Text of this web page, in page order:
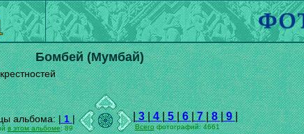
Бомбей (Мумбай)
альбома: |1|
в этом альбоме: 89
|3|4|5|6|7|8|9|
Всегофотографий: 4661